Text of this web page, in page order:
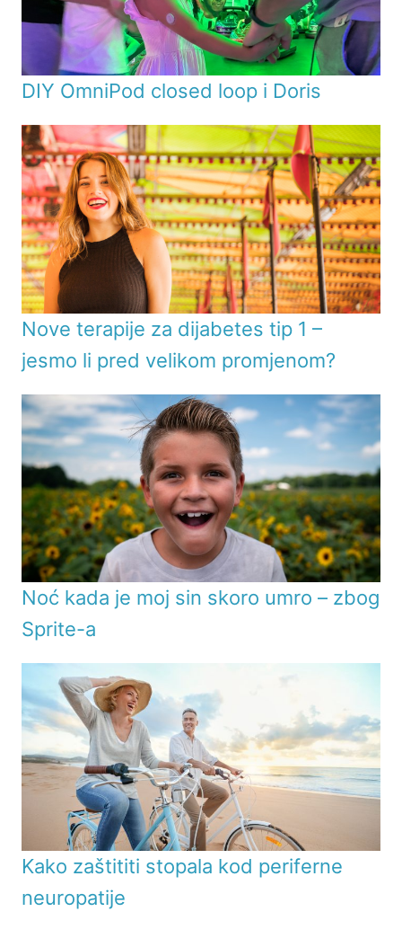
DIY OmniPod closed loop i Doris
Nove terapije za dijabetes tip 1 –
jesmo li pred velikom promjenom?
Noć kada je moj sin skoro umro – zbog
Sprite-a
Kako zaštititi stopala kod periferne
neuropatije